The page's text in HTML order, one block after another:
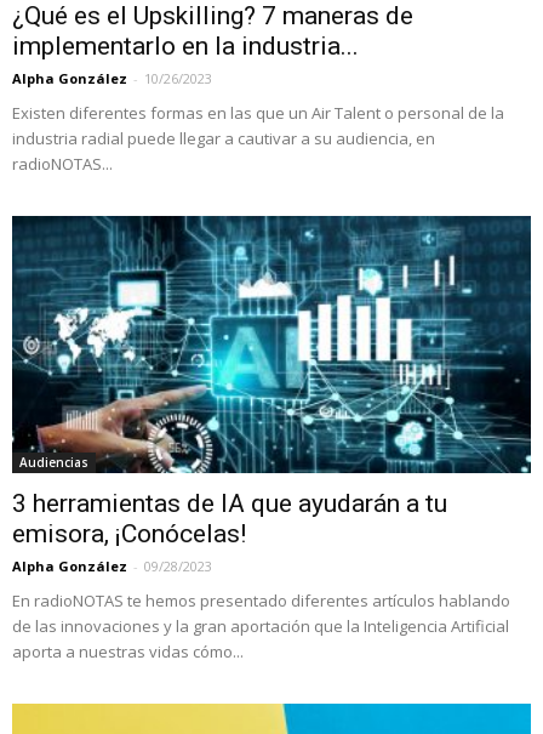
¿Qué es el Upskilling? 7 maneras de
implementarlo en la industria...
Alpha González - 10/26/2023
Existen diferentes formas en las que un Air Talent o personal de la
industria radial puede llegar a cautivar a su audiencia, en
radioNOTAS...
Audiencias
3 herramientas de IA que ayudarán a tu
emisora, ¡Conócelas!
Alpha González - 09/28/2023
En radioNOTAS te hemos presentado diferentes artículos hablando
de las innovaciones y la gran aportación que la Inteligencia Artificial
aporta a nuestras vidas cómo...